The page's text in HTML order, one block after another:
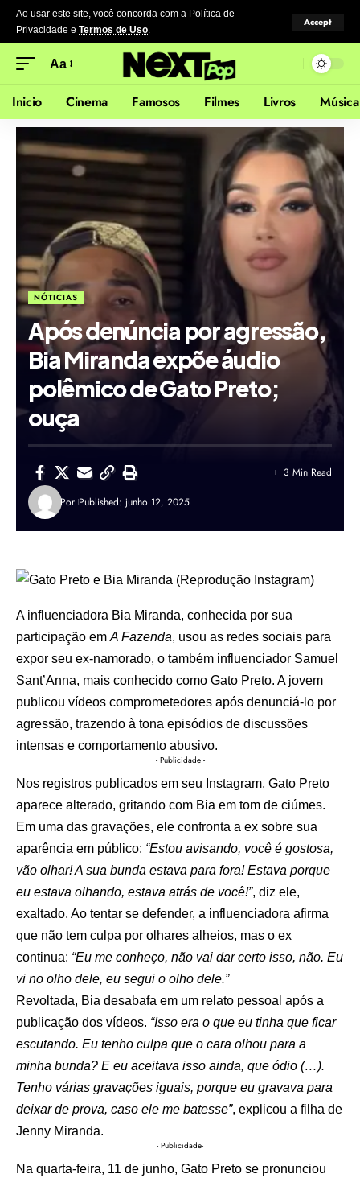
Ao usar este site, você concorda com a Política de
Privacidade e Termos de Uso.
Accept
Aa
Inicio Cinema Famosos Filmes Livros Música
NÓTICIAS
Após denúncia por agressão,
Bia Miranda expõe áudio
polêmico de Gato Preto;
ouça
Por Published: junho 12, 2025
3 Min Read
A influenciadora Bia Miranda, conhecida por sua
participação em A Fazenda, usou as redes sociais para
expor seu ex-namorado, o também influenciador Samuel
Sant’Anna, mais conhecido como Gato Preto. A jovem
publicou vídeos comprometedores após denunciá-lo por
agressão, trazendo à tona episódios de discussões
intensas e comportamento abusivo.
- Publicidade -
Nos registros publicados em seu Instagram, Gato Preto
aparece alterado, gritando com Bia em tom de ciúmes.
Em uma das gravações, ele confronta a ex sobre sua
aparência em público: “Estou avisando, você é gostosa,
vão olhar! A sua bunda estava para fora! Estava porque
eu estava olhando, estava atrás de você!”, diz ele,
exaltado. Ao tentar se defender, a influenciadora afirma
que não tem culpa por olhares alheios, mas o ex
continua: “Eu me conheço, não vai dar certo isso, não. Eu
vi no olho dele, eu segui o olho dele.”
Revoltada, Bia desabafa em um relato pessoal após a
publicação dos vídeos. “Isso era o que eu tinha que ficar
escutando. Eu tenho culpa que o cara olhou para a
minha bunda? E eu aceitava isso ainda, que ódio (…).
Tenho várias gravações iguais, porque eu gravava para
deixar de prova, caso ele me batesse”, explicou a filha de
Jenny Miranda.
- Publicidade-
Na quarta-feira, 11 de junho, Gato Preto se pronunciou